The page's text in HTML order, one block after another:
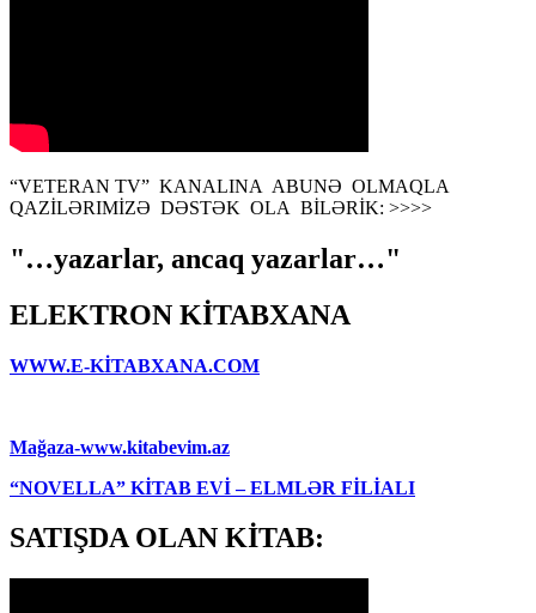
“VETERAN TV” KANALINA ABUNƏ OLMAQLA
QAZİLƏRIMİZƏ DƏSTƏK OLA BİLƏRİK: >>>>
"…yazarlar, ancaq yazarlar…"
ELEKTRON KİTABXANA
WWW.E-KİTABXANA.COM
Mağaza-www.kitabevim.az
“NOVELLA” KİTAB EVİ – ELMLƏR FİLİALI
SATIŞDA OLAN KİTAB: